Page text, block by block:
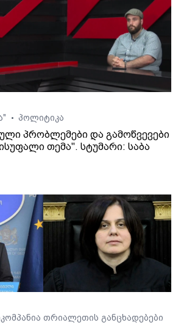
• პოლიტიკა
პრობლემები და გამოწვევები
თემა". სტუმარი: საბა
თრიალეთის განცხადებები